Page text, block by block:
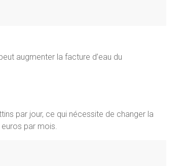
augmenter la facture d’eau du
par jour, ce qui nécessite de changer la
par mois.